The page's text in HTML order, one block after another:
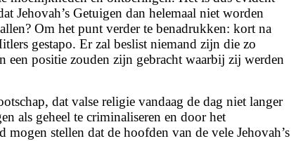
Jehovah’s Getuigen dan helemaal niet worden
Om het punt verder te benadrukken: kort na
gestapo. Er zal beslist niemand zijn die zo
een positie zouden zijn gebracht waarbij zij werden
dat valse religie vandaag de dag niet langer
als geheel te criminaliseren en door het
stellen dat de hoofden van de vele Jehovah’s